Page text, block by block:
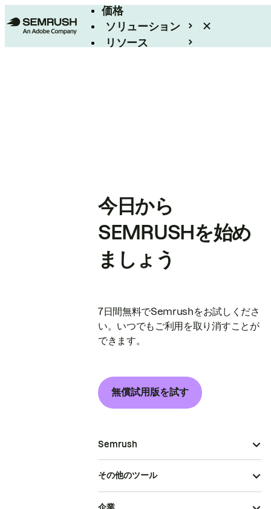
価格
ソリューション
リソース
今日から
SEMRUSHを始め
ましょう
7日間無料でSemrushをお試しくださ
い。いつでもご利用を取り消すことが
できます。
無償試用版を試す
Semrush
その他のツール